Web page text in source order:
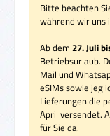
Bitte beachten
während wir uns
Ab dem 27. Juli
Betriebsurlaub.
Mail und
eSIMs sowie
Lieferungen die
April versendet.
für Sie da.